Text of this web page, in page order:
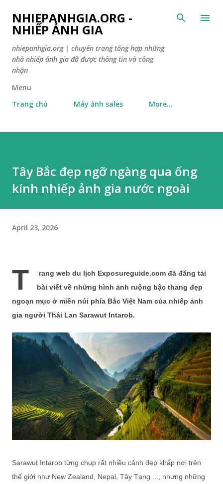
Skip to main content
NHIEPANHGIA.ORG -
NHIẾP ẢNH GIA
nhiepanhgia.org | chuyên trang tổng hợp những
nhà nhiếp ảnh gia đã được thông tin và công
nhận
Menu
Trang chủ
Máy ảnh sales More…
Tây Bắc đẹp ngỡ ngàng qua ống
kính nhiếp ảnh gia nước ngoài
April 23, 2026
T
rang web du lịch Exposureguide.com đã đăng tải
bài viết về những hình ảnh ruộng bậc thang đẹp
ngoạn mục ở miền núi phía Bắc Việt Nam của nhiếp ảnh
gia người Thái Lan Sarawut Intarob.
Sarawut Intarob từng chụp rất nhiều cảnh đẹp khắp nơi trên
thế giới như New Zealand, Nepal, Tây Tạng ..., nhưng những